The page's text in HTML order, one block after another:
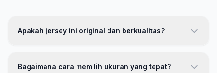
Apakah jersey ini original dan berkualitas?
Bagaimana cara memilih ukuran yang tepat?